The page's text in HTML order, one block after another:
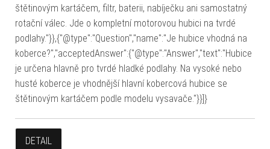
štětinovým kartáčem, filtr, baterii, nabíječku ani samostatný
rotační válec. Jde o kompletní motorovou hubici na tvrdé
podlahy."}},{"@type":"Question","name":"Je hubice vhodná na
koberce?","acceptedAnswer":{"@type":"Answer","text":"Hubice
je určena hlavně pro tvrdé hladké podlahy. Na vysoké nebo
husté koberce je vhodnější hlavní kobercová hubice se
štětinovým kartáčem podle modelu vysavače."}}]}
DETAIL